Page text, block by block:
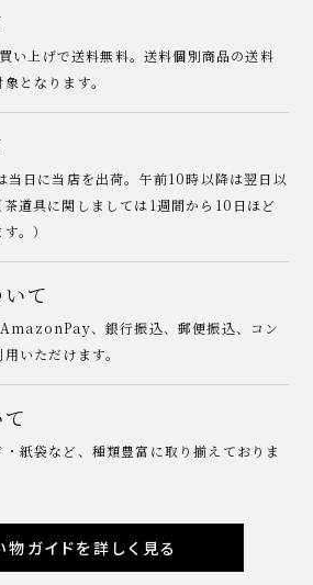
い上げで送料無料。送料個別商品の送料
となります。
当日に当店を出荷。午前10時以降は翌日以
道具に関しましては1週間から10日ほど
。）
て
、銀行振込、郵便振込、コン
いただけます。
紙袋など、種類豊富に取り揃えておりま
物ガイドを詳しく見る